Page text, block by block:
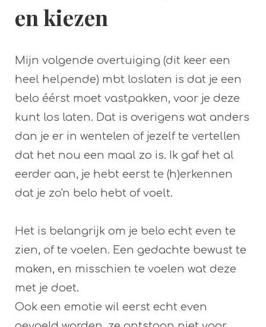
en kiezen
Mijn volgende overtuiging (dit keer een
heel helpende) mbt loslaten is dat je een
belo éérst moet vastpakken, voor je deze
kunt los laten. Dat is overigens wat anders
dan je er in wentelen of jezelf te vertellen
dat het nou een maal zo is. Ik gaf het al
eerder aan, je hebt eerst te (h)erkennen
dat je zo'n belo hebt of voelt.
Het is belangrijk om je belo echt even te
zien, of te voelen. Een gedachte bewust te
maken, en misschien te voelen wat deze
met je doet.
Ook een emotie wil eerst echt even